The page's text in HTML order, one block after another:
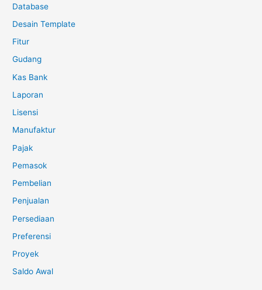
Database
Desain Template
Fitur
Gudang
Kas Bank
Laporan
Lisensi
Manufaktur
Pajak
Pemasok
Pembelian
Penjualan
Persediaan
Preferensi
Proyek
Saldo Awal